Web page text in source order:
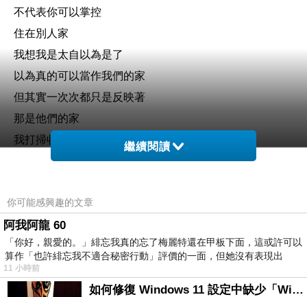
不代表你可以掌控
住在別人家
我想我是太自以為是了
以為真的可以當作我們的家
但其實一次次都只是反映著
那是他們的家
我打掃收納整理
都是自己吃飽太閒
與其浪費時間做這些
不如好好整理我自己的人生
如果我不喜歡另一半常常撞到我讓我受傷
那也很簡單
再換一個就好了
繼續閱讀
你可能感興趣的文章
阿我阿龍 60
「你好，親愛的。」緋忘我真的忘了梅麗特還在甲板下面，這或許可以
算作「也許緋忘我不適合秘密行動」評價的一面，但她沒有表現出
11 小時前
如何修復 Windows 11 設定中缺少「Windows 更新」？